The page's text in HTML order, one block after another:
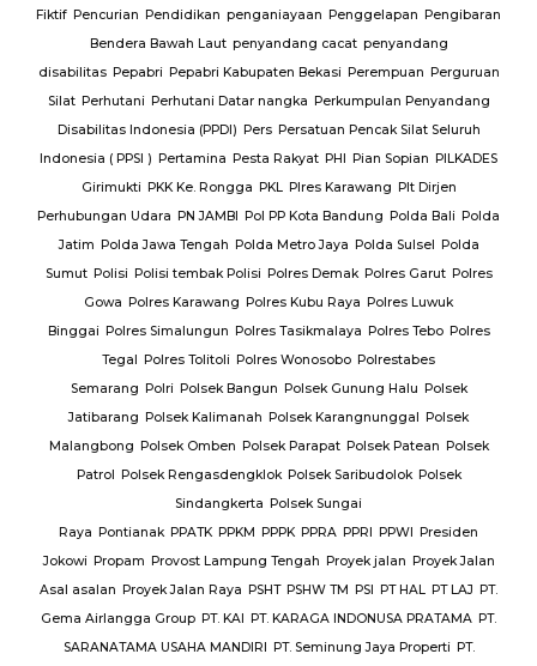
Fiktif Pencurian Pendidikan penganiayaan Penggelapan Pengibaran
Bendera Bawah Laut penyandang cacat penyandang
disabilitas Pepabri Pepabri Kabupaten Bekasi Perempuan Perguruan
Silat Perhutani Perhutani Datar nangka Perkumpulan Penyandang
Disabilitas Indonesia (PPDI) Pers Persatuan Pencak Silat Seluruh
Indonesia ( PPSI ) Pertamina Pesta Rakyat PHI Pian Sopian PILKADES
Girimukti PKK Ke. Rongga PKL Plres Karawang Plt Dirjen
Perhubungan Udara PN JAMBI Pol PP Kota Bandung Polda Bali Polda
Jatim Polda Jawa Tengah Polda Metro Jaya Polda Sulsel Polda
Sumut Polisi Polisi tembak Polisi Polres Demak Polres Garut Polres
Gowa Polres Karawang Polres Kubu Raya Polres Luwuk
Binggai Polres Simalungun Polres Tasikmalaya Polres Tebo Polres
Tegal Polres Tolitoli Polres Wonosobo Polrestabes
Semarang Polri Polsek Bangun Polsek Gunung Halu Polsek
Jatibarang Polsek Kalimanah Polsek Karangnunggal Polsek
Malangbong Polsek Omben Polsek Parapat Polsek Patean Polsek
Patrol Polsek Rengasdengklok Polsek Saribudolok Polsek
Sindangkerta Polsek Sungai
Raya Pontianak PPATK PPKM PPPK PPRA PPRI PPWI Presiden
Jokowi Propam Provost Lampung Tengah Proyek jalan Proyek Jalan
Asal asalan Proyek Jalan Raya PSHT PSHW TM PSI PT HAL PT LAJ PT.
Gema Airlangga Group PT. KAI PT. KARAGA INDONUSA PRATAMA PT.
SARANATAMA USAHA MANDIRI PT. Seminung Jaya Properti PT.